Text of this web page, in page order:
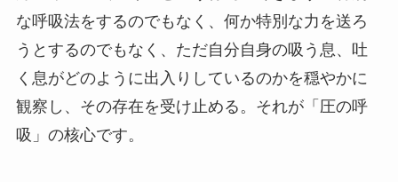
な呼吸法をするのでもなく、何か特別な力を送ろ
うとするのでもなく、ただ自分自身の吸う息、吐
く息がどのように出入りしているのかを穏やかに
観察し、その存在を受け止める。それが「圧の呼
吸」の核心です。